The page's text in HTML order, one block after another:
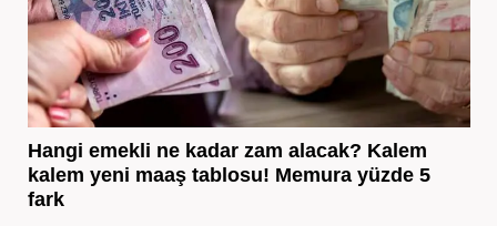
Hangi emekli ne kadar zam alacak? Kalem
kalem yeni maaş tablosu! Memura yüzde 5
fark